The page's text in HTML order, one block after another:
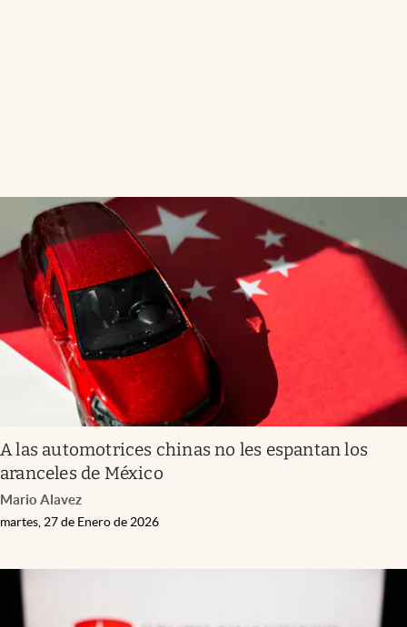
A las automotrices chinas no les espantan los
aranceles de México
Mario Alavez
martes, 27 de Enero de 2026